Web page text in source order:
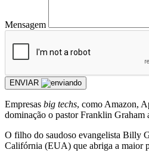
Mensagem
ENVIAR
Empresas big techs, como Amazon,
dominação o pastor Franklin Graham
O filho do saudoso evangelista Billy
Califórnia (EUA) que abriga a maior